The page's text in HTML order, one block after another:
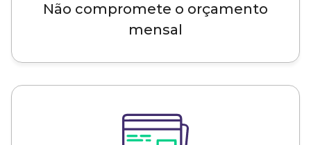
Não compromete o orçamento
mensal